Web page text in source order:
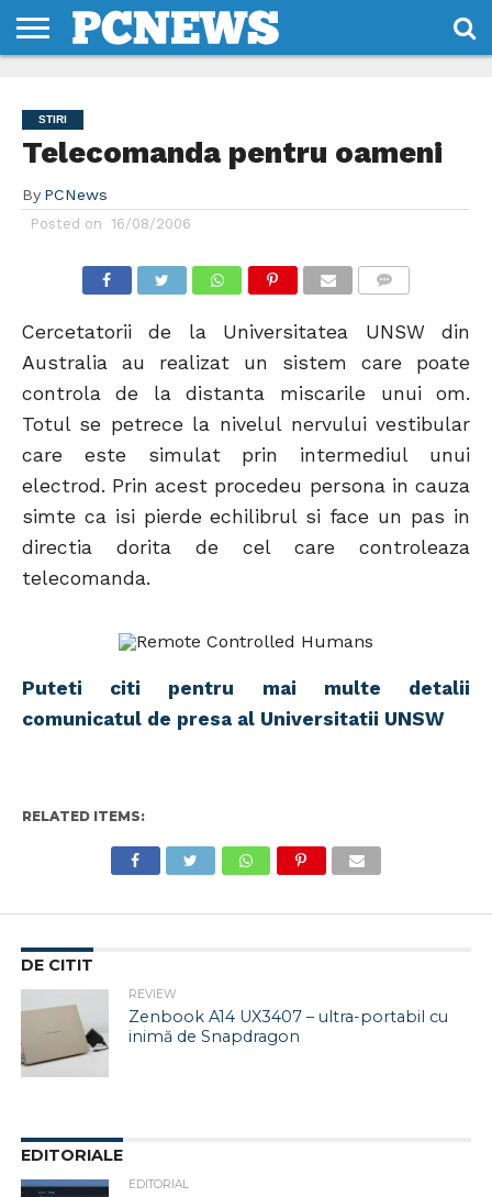
NOI
SI
CONDITII
STIRI
Telecomanda pentru oameni
By PCNews
Posted on 16/08/2006
Cercetatorii de la Universitatea UNSW din
Australia au realizat un sistem care poate
controla de la distanta miscarile unui om.
Totul se petrece la nivelul nervului vestibular
care este simulat prin intermediul unui
electrod. Prin acest procedeu persona in cauza
simte ca isi pierde echilibrul si face un pas in
directia dorita de cel care controleaza
telecomanda.
Puteti citi pentru mai multe detalii
comunicatul de presa al Universitatii UNSW
RELATED ITEMS:
DE CITIT
REVIEW
Zenbook A14 UX3407 – ultra-portabil cu
inimă de Snapdragon
EDITORIALE
EDITORIAL